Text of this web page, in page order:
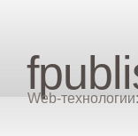
Web-